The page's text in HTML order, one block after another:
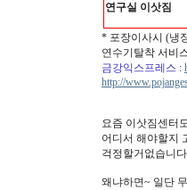
연구실 이삿짐
* 포장이사시 (냉
연수기탈착 서비
금강익스프레스 :
http://
요즘 이삿짐센터
어디서 해야할지
걱정할거없습니다
왜냐하면~ 일단